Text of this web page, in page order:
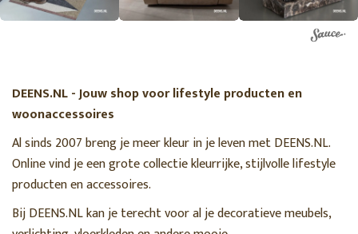
DEENS.NL - Jouw shop voor lifestyle producten en
woonaccessoires
Al sinds 2007 breng je meer kleur in je leven met DEENS.NL.
Online vind je een grote collectie kleurrijke, stijlvolle lifestyle
producten en accessoires.
Bij DEENS.NL kan je terecht voor al je decoratieve meubels,